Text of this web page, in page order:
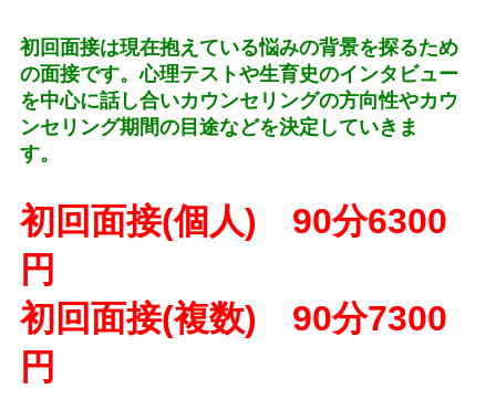
初回面接は現在抱えている悩みの背景を探るため
の面接です。心理テストや生育史のインタビュー
を中心に話し合いカウンセリングの方向性やカウ
ンセリング期間の目途などを決定していきま
す。
初回面接(個人) 90分6300
円
初回面接(複数) 90分7300
円